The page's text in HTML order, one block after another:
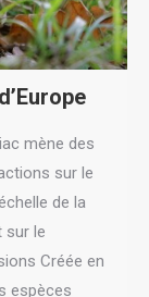
mène des
sur le
de la
sur le
Créée en
espèces